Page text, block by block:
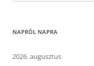
NAPRÓL NAPRA
2026. augusztus